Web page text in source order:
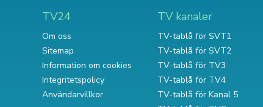
TV24
Om oss
Sitemap
Information om cookies
Integritetspolicy
Användarvillkor
TV kanaler
TV-tablå för SVT1
TV-tablå för SVT2
TV-tablå för TV3
TV-tablå för TV4
TV-tablå för Kanal 5